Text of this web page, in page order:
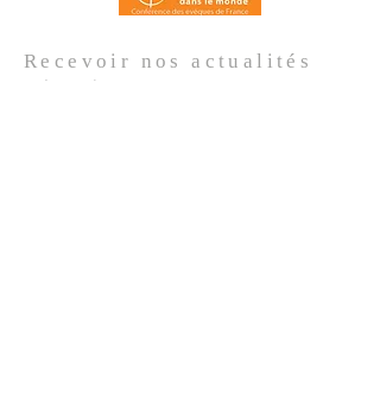
Recevoir nosactualités
Prénom
*